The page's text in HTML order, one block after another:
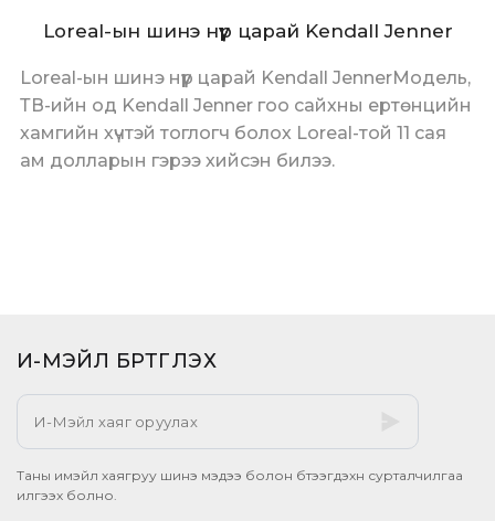
Loreal-ын шинэ нүүр царай Kendall Jenner
Loreal-ын шинэ нүүр царай Kendall JennerМодель,
ТВ-ийн од Kendall Jenner гоо сайхны ертөнцийн
хамгийн хүчтэй тоглогч болох Loreal-той 11 сая
ам долларын гэрээ хийсэн билээ.
И-МЭЙЛ БҮРТГҮҮЛЭХ​
Таны имэйл хаягруу шинэ мэдээ болон бүтээгдэхүүн сурталчилгаа
илгээх болно.